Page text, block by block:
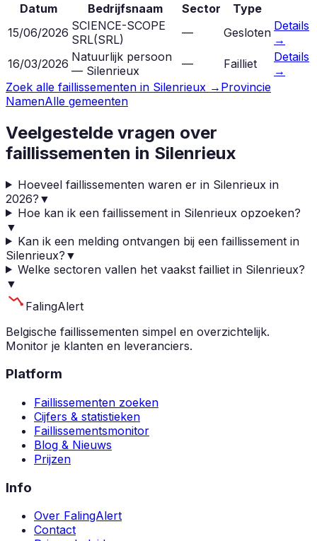
Datum
Bedrijfsnaam Sector
Type
15/06/2026 SCIENCE-SCOPE
SRL(SRL) — Gesloten Details
→
16/03/2026 Natuurlijk persoon
— Silenrieux
— Failliet
Details
→
Zoek alle faillissementen in Silenrieux → Provincie
NamenAlle gemeenten
Veelgestelde vragen over
faillissementen in Silenrieux
Hoeveel faillissementen waren er in Silenrieux in
2026? ▼
Hoe kan ik een faillissement in Silenrieux opzoeken?
▼
Kan ik een melding ontvangen bij een faillissement in
Silenrieux? ▼
Welke sectoren vallen het vaakst failliet in Silenrieux?
▼
FalingAlert
Belgische faillissementen simpel en overzichtelijk.
Monitor je klanten en leveranciers.
Platform
Faillissementen zoeken
Cijfers & statistieken
Faillissementsmonitor
Blog & Nieuws
Prijzen
Info
Over FalingAlert
Contact